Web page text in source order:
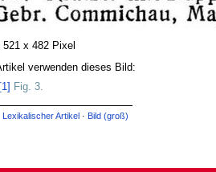
x 482 Pixel
verwenden dieses Bild:
Fig. 3.
Lexikalischer Artikel · Bild (groß)